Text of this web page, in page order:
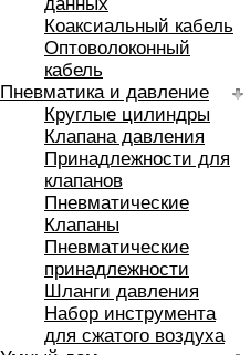
Коаксиальный кабель
Оптоволоконный
кабель
Пневматика и давление
Круглые цилиндры
Клапана давления
Принадлежности для
клапанов
Пневматические
Клапаны
Пневматические
принадлежности
Шланги давления
Набор инструмента
для сжатого воздуха